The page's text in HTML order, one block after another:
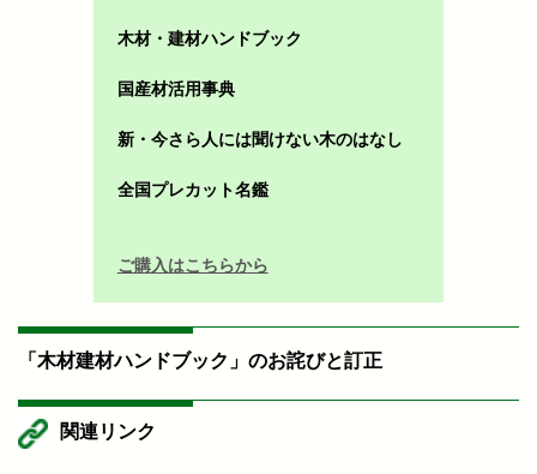
木材・建材ハンドブック
国産材活用事典
新・今さら人には聞けない木のはなし
全国プレカット名鑑
ご購入はこちらから
「木材建材ハンドブック」のお詫びと訂正
関連リンク